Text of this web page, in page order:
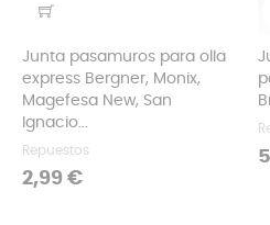
Junta pasamuros para olla
express Bergner, Monix,
Magefesa New, San
Ignacio...
Repuestos
Precio
2,99 €